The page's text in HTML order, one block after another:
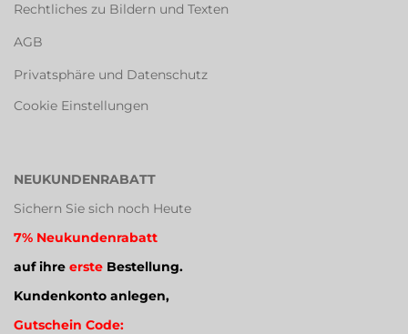
Rechtliches zu Bildern und Texten
AGB
Privatsphäre und Datenschutz
Cookie Einstellungen
NEUKUNDENRABATT
Sichern Sie sich noch Heute
7% Neukundenrabatt
auf ihre erste Bestellung.
Kundenkonto anlegen,
Gutschein Code: